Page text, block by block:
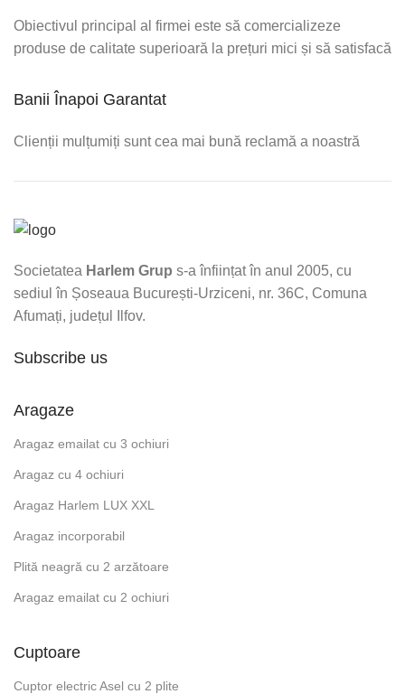
Obiectivul principal al firmei este să comercializeze
produse de calitate superioară la prețuri mici și să satisfacă
Banii Înapoi Garantat
Clienții mulțumiți sunt cea mai bună reclamă a noastră
Societatea Harlem Grup s-a înființat în anul 2005, cu
sediul în Șoseaua București-Urziceni, nr. 36C, Comuna
Afumați, județul Ilfov.
Subscribe us
Aragaze
Aragaz emailat cu 3 ochiuri
Aragaz cu 4 ochiuri
Aragaz Harlem LUX XXL
Aragaz incorporabil
Plită neagră cu 2 arzătoare
Aragaz emailat cu 2 ochiuri
Cuptoare
Cuptor electric Asel cu 2 plite